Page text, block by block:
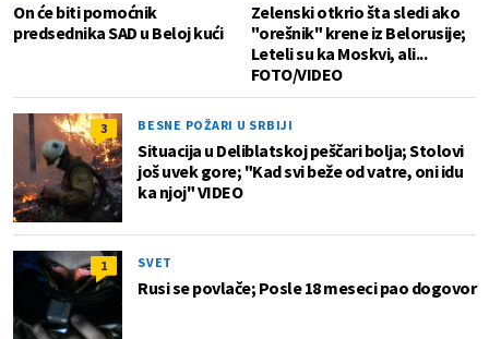
On će biti pomoćnik
predsednika SAD u Beloj kući
Zelenski otkrio šta sledi ako
"orešnik" krene iz Belorusije;
Leteli su ka Moskvi, ali...
FOTO/VIDEO
3 BESNE POŽARI U SRBIJI
Situacija u Deliblatskoj peščari bolja; Stolovi
još uvek gore; "Kad svi beže od vatre, oni idu
ka njoj" VIDEO
1 SVET
Rusi se povlače; Posle 18 meseci pao dogovor